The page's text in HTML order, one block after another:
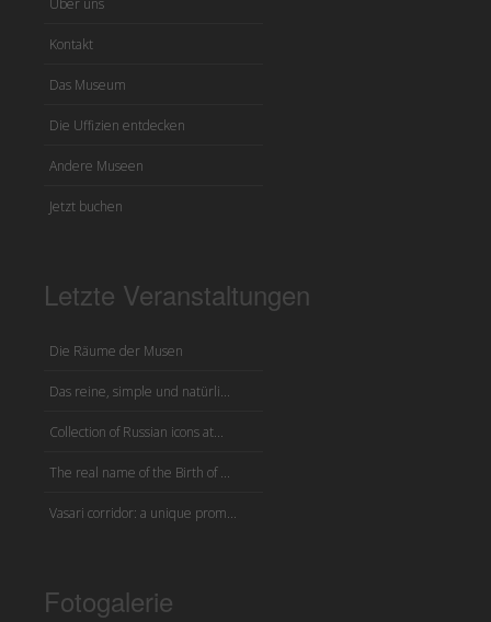
Über uns
Kontakt
Das Museum
Die Uffizien entdecken
Andere Museen
Jetzt buchen
Letzte Veranstaltungen
Die Räume der Musen
Das reine, simple und natürli...
Collection of Russian icons at...
The real name of the Birth of ...
Vasari corridor: a unique prom...
Fotogalerie